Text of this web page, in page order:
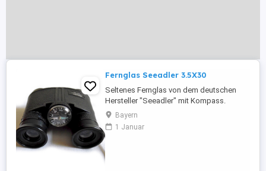
Fernglas Seeadler 3.5X30
Seltenes Fernglas von dem deutschen
Hersteller "Seeadler" mit Kompass.
Modell: Jägermeister EOC. Das Fernglas
befindet sich in einem guten gebrauchten
Zustand. Voll funktionsfähig.
Bayern
1 Januar